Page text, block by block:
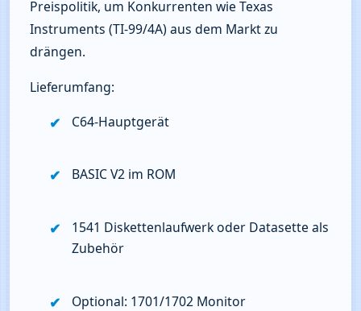
Preispolitik, um Konkurrenten wie Texas
Instruments (TI‑99/4A) aus dem Markt zu
drängen.
Lieferumfang:
C64‑Hauptgerät
BASIC V2 im ROM
1541 Diskettenlaufwerk oder Datasette als
Zubehör
Optional: 1701/1702 Monitor